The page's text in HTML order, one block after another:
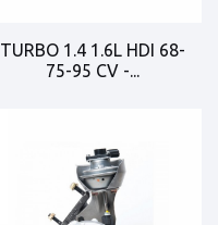
TURBO 1.4 1.6L HDI 68-
75-95 CV -...